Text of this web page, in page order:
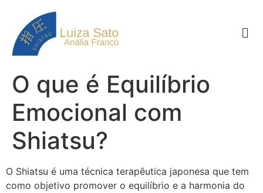
O que é Equilíbrio
Emocional com
Shiatsu?
O Shiatsu é uma técnica terapêutica japonesa que tem
como objetivo promover o equilíbrio e a harmonia do